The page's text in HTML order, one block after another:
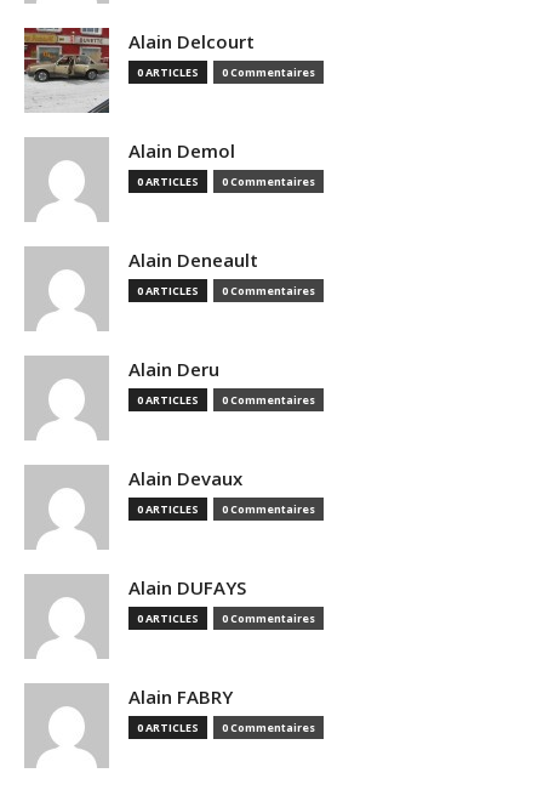
Alain Delcourt
0 ARTICLES 0 Commentaires
Alain Demol
0 ARTICLES 0 Commentaires
Alain Deneault
0 ARTICLES 0 Commentaires
Alain Deru
0 ARTICLES 0 Commentaires
Alain Devaux
0 ARTICLES 0 Commentaires
Alain DUFAYS
0 ARTICLES 0 Commentaires
Alain FABRY
0 ARTICLES 0 Commentaires